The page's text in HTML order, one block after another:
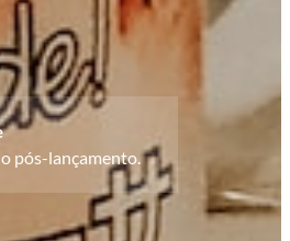
pós-lançamento.